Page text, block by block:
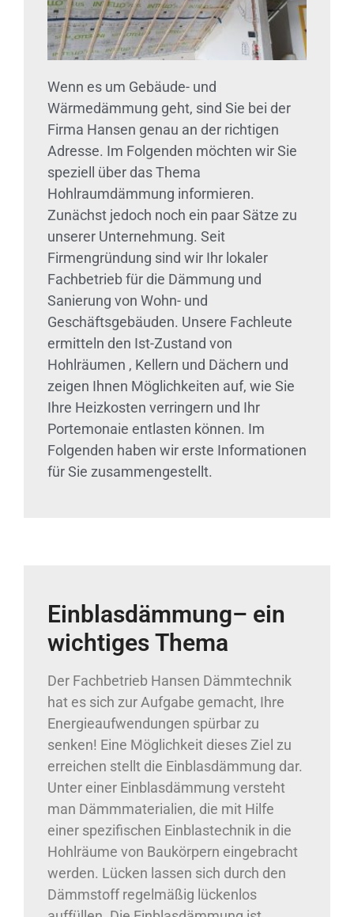
Wenn es um Gebäude- und
Wärmedämmung geht, sind Sie bei der
Firma Hansen genau an der richtigen
Adresse. Im Folgenden möchten wir Sie
speziell über das Thema
Hohlraumdämmung informieren.
Zunächst jedoch noch ein paar Sätze zu
unserer Unternehmung. Seit
Firmengründung sind wir Ihr lokaler
Fachbetrieb für die Dämmung und
Sanierung von Wohn- und
Geschäftsgebäuden. Unsere Fachleute
ermitteln den Ist-Zustand von
Hohlräumen , Kellern und Dächern und
zeigen Ihnen Möglichkeiten auf, wie Sie
Ihre Heizkosten verringern und Ihr
Portemonaie entlasten können. Im
Folgenden haben wir erste Informationen
für Sie zusammengestellt.
Einblasdämmung– ein
wichtiges Thema
Der Fachbetrieb Hansen Dämmtechnik
hat es sich zur Aufgabe gemacht, Ihre
Energieaufwendungen spürbar zu
senken! Eine Möglichkeit dieses Ziel zu
erreichen stellt die Einblasdämmung dar.
Unter einer Einblasdämmung versteht
man Dämmmaterialien, die mit Hilfe
einer spezifischen Einblastechnik in die
Hohlräume von Baukörpern eingebracht
werden. Lücken lassen sich durch den
Dämmstoff regelmäßig lückenlos